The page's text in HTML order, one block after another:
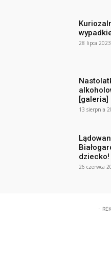
28 lipca 2023
[galeria]
13 sierpnia
dziecko!
26 czerwca
-